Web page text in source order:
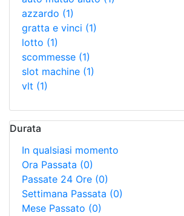
azzardo (1)
gratta e vinci (1)
lotto (1)
scommesse (1)
slot machine (1)
vlt (1)
Durata
In qualsiasi momento
Ora Passata (0)
Passate 24 Ore (0)
Settimana Passata (0)
Mese Passato (0)